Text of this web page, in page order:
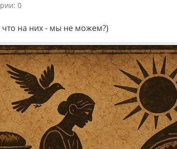
0
что на них - мы не можем?)